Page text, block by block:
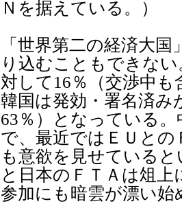
Ｎを据えている。）
「世界第二の経済大
り込むこともできな
対して16％（交渉中
韓国は発効・署名済み
63％）となっている
で、最近ではＥＵと
も意欲を見せている
と日本のＦＴＡは俎
参加にも暗雲が漂い